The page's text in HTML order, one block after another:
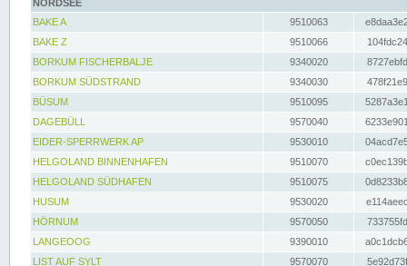
NORDSEE
BAKE A
9510063
BAKE Z
9510066
BORKUM FISCHERBALJE
9340020
BORKUM SÜDSTRAND
9340030
BÜSUM
9510095
DAGEBÜLL
9570040
EIDER-SPERRWERK AP
9530010
HELGOLAND BINNENHAFEN
9510070
HELGOLAND SÜDHAFEN
9510075
HUSUM
9530020
HÖRNUM
9570050
LANGEOOG
9390010
LIST AUF SYLT
9570070